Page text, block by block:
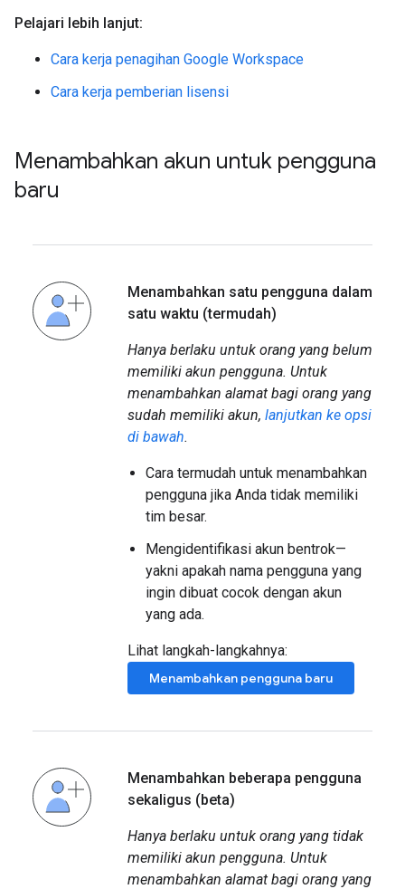
Pelajari lebih lanjut:
Cara kerja penagihan Google Workspace
Cara kerja pemberian lisensi
Menambahkan akun untuk pengguna
baru
Menambahkan satu pengguna dalam
satu waktu (termudah)
Hanya berlaku untuk orang yang belum
memiliki akun pengguna. Untuk
menambahkan alamat bagi orang yang
sudah memiliki akun, lanjutkan ke opsi
di bawah.
Cara termudah untuk menambahkan
pengguna jika Anda tidak memiliki
tim besar.
Mengidentifikasi akun bentrok—
yakni apakah nama pengguna yang
ingin dibuat cocok dengan akun
yang ada.
Lihat langkah-langkahnya:
Menambahkan pengguna baru
Menambahkan beberapa pengguna
sekaligus (beta)
Hanya berlaku untuk orang yang tidak
memiliki akun pengguna. Untuk
menambahkan alamat bagi orang yang